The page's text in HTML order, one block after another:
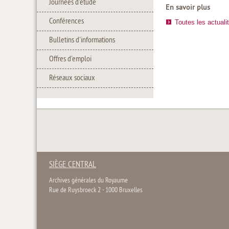
Journées d'étude
Conférences
Bulletins d'informations
Offres d'emploi
Réseaux sociaux
En savoir plus
Toutes les
SIÈGE CENTRAL
Archives générales du Royaume
Rue de Ruysbroeck 2 - 1000 Bruxelles